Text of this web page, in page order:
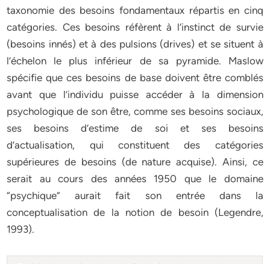
taxonomie des besoins fondamentaux répartis en cinq
catégories. Ces besoins réfèrent à l’instinct de survie
(besoins innés) et à des pulsions (drives) et se situent à
l’échelon le plus inférieur de sa pyramide. Maslow
spécifie que ces besoins de base doivent être comblés
avant que l’individu puisse accéder à la dimension
psychologique de son être, comme ses besoins sociaux,
ses besoins d’estime de soi et ses besoins
d’actualisation, qui constituent des catégories
supérieures de besoins (de nature acquise). Ainsi, ce
serait au cours des années 1950 que le domaine
“psychique” aurait fait son entrée dans la
conceptualisation de la notion de besoin (Legendre,
1993).